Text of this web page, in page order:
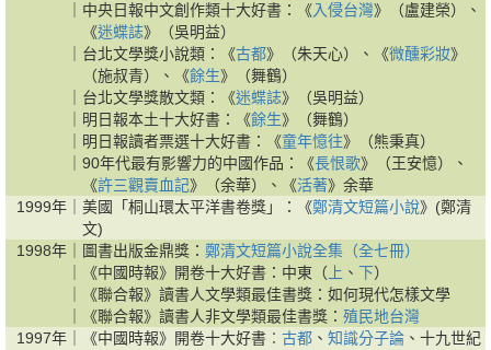
中央日報中文創作類十大好書：《入侵台灣》（盧建榮）、
《迷蝶誌》（吳明益）
台北文學獎小說類：《古都》（朱天心）、《微醺彩妝》
（施叔青）、《餘生》（舞鶴）
台北文學獎散文類：《迷蝶誌》（吳明益）
明日報本土十大好書：《餘生》（舞鶴）
明日報讀者票選十大好書：《童年憶往》（熊秉真）
90年代最有影響力的中國作品：《長恨歌》（王安憶）、
《許三觀賣血記》（余華）、《活著》余華
1999年｜ 美國「桐山環太平洋書卷獎」：《鄭清文短篇小說》(鄭清
文)
1998年｜
圖書出版金鼎獎： 鄭清文短篇小說全集（全七冊）
《中國時報》開卷十大好書：中東（ 上 、 下）
《聯合報》讀書人文學類最佳書獎：如何現代怎樣文學
《聯合報》讀書人非文學類最佳書獎： 殖民地台灣
1997年｜
《中國時報》開卷十大好書︰ 古都 、 知識分子論 、十九世紀